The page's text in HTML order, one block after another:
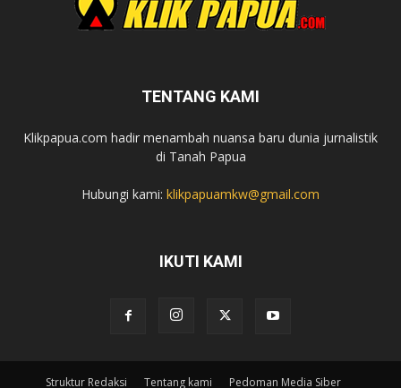
TENTANG KAMI
Klikpapua.com hadir menambah nuansa baru dunia jurnalistik
di Tanah Papua
Hubungi kami: klikpapuamkw@gmail.com
IKUTI KAMI
Struktur Redaksi Tentang kami Pedoman Media Siber